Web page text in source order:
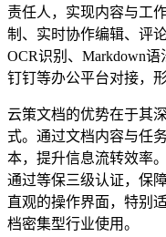
责任人，实现内容与工
制、实时协作编辑、评
OCR识别、Markdown
钉钉等办公平台对接，
云策文档的优势在于其
式。通过文档内容与任
本，提升信息流转效率
通过等保三级认证，保
直观的操作界面，特别
档密集型行业使用。